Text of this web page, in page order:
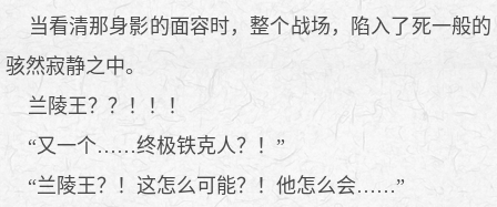
当看清那身影的面容时，整个战场，陷入了死一般的
骇然寂静之中。
兰陵王？？！！！
“又一个……终极铁克人？！”
“兰陵王？！这怎么可能？！他怎么会……”